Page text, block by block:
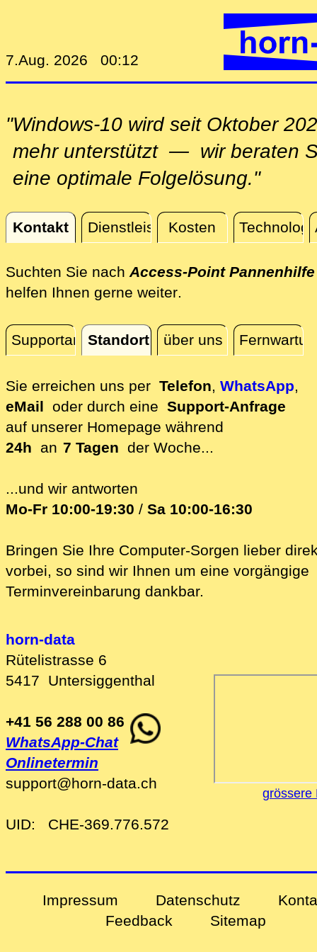
7.Aug. 2026 00:12
"Windows-10 wird seit Oktober
mehr unterstützt — wir beraten
eine optimale Folgelösung."
Kontakt Dienstleistungen
Kosten
Kontakt
Suchten Sie nach Access-Point Pannenhilfe
helfen Ihnen gerne weiterdirekt an Ihrem
.
SupportanfrageStandort über uns
Standort
Sie erreichen uns per Telefon, WhatsApp,
eMail oder durch eine Support-Anfrage
auf unserer Homepage während
24h an 7 Tagen der Woche...
...und wir antworten
Mo-Fr 10:00-19:30 / Sa 10:00-16:30
Bringen Sie Ihre Computer-Sorgen lieber
vorbei, so sind wir Ih‍nen um eine vorgängige
Terminvereinbarung dankbar.
horn-data
Rütelistrasse 6
5417 Untersiggenthal
+41 56 288 00 86
WhatsApp-Chat
Onlinetermin
support@horn-data.ch
UID: CHE-369.776.572
grössere
Impressum Datenschutz
Feedback
Sitemap